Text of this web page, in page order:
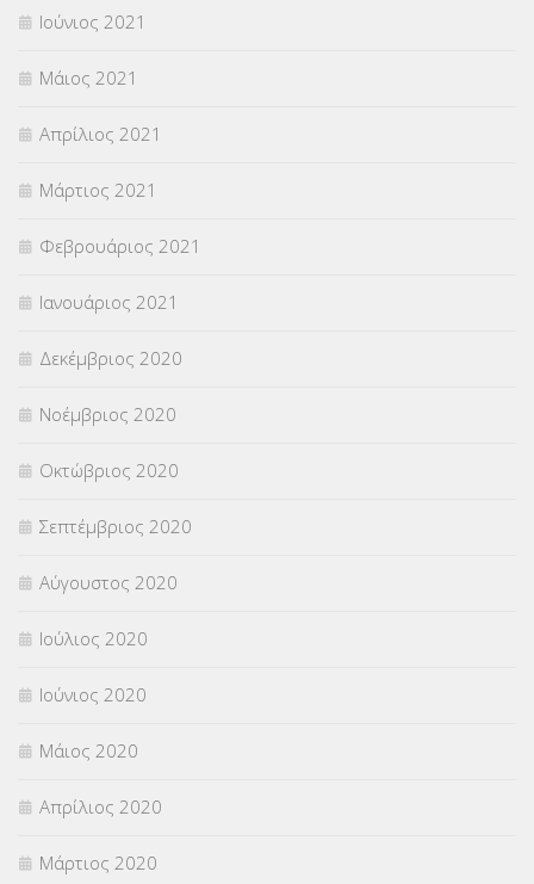
Ιούνιος 2021
Μάιος 2021
Απρίλιος 2021
Μάρτιος 2021
Φεβρουάριος 2021
Ιανουάριος 2021
Δεκέμβριος 2020
Νοέμβριος 2020
Οκτώβριος 2020
Σεπτέμβριος 2020
Αύγουστος 2020
Ιούλιος 2020
Ιούνιος 2020
Μάιος 2020
Απρίλιος 2020
Μάρτιος 2020